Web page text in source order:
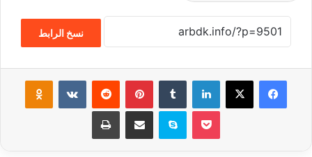
نسخ الرابط
فيسبوك لينكدإن بينتيريست
سكايب